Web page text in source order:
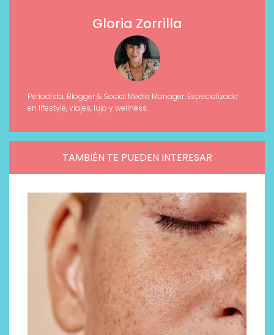
Gloria Zorrilla
Periodista, Blogger & Social Media Manager. Especializada
en lifestyle, viajes, lujo y wellness.
TAMBIÉN TE PUEDEN INTERESAR